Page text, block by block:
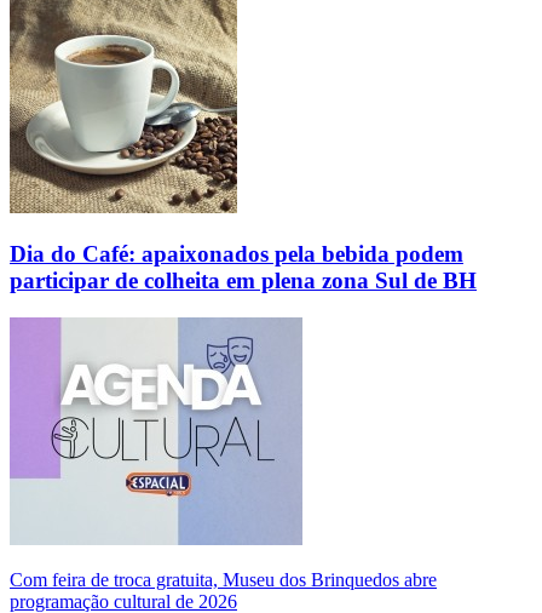
Dia do Café: apaixonados pela bebida podem
participar de colheita em plena zona Sul de BH
Com feira de troca gratuita, Museu dos Brinquedos abre
programação cultural de 2026